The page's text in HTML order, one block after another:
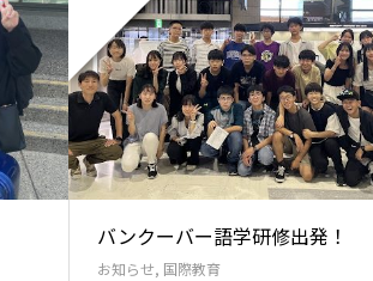
バンクーバー語学研修出発！
お知らせ, 国際教育